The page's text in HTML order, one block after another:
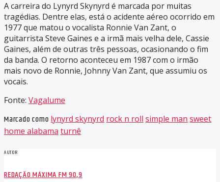
A carreira do Lynyrd Skynyrd é marcada por muitas
tragédias. Dentre elas, está o acidente aéreo ocorrido em
1977 que matou o vocalista Ronnie Van Zant, o
guitarrista Steve Gaines e a irmã mais velha dele, Cassie
Gaines, além de outras três pessoas, ocasionando o fim
da banda. O retorno aconteceu em 1987 com o irmão
mais novo de Ronnie, Johnny Van Zant, que assumiu os
vocais.
Fonte: Vagalume
Marcado comolynyrd skynyrd rock n roll simple man sweet
home alabama turnê
AUTOR
REDAÇÃO MÁXIMA FM 90,9